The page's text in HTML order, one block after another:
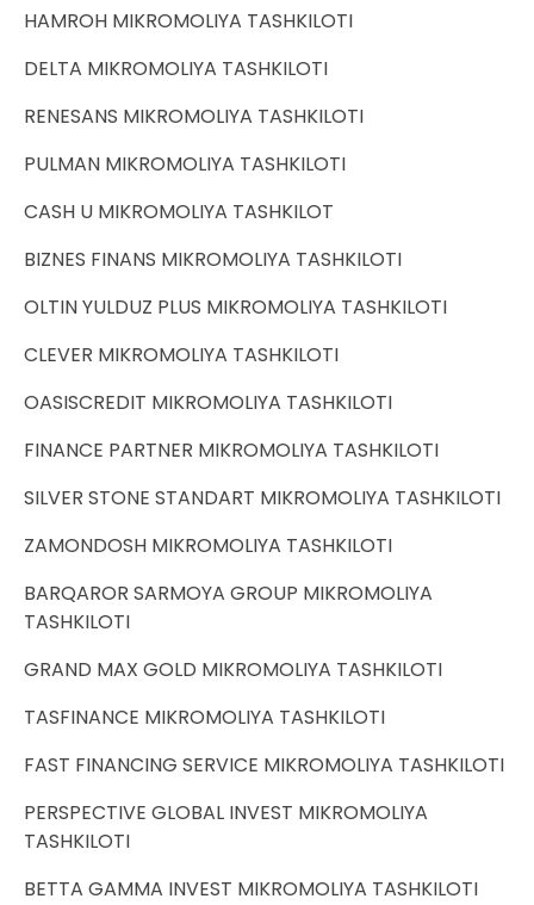
HAMROH MIKROMOLIYA TASHKILOTI
DELTA MIKROMOLIYA TASHKILOTI
RENESANS MIKROMOLIYA TASHKILOTI
PULMAN MIKROMOLIYA TASHKILOTI
CASH U MIKROMOLIYA TASHKILOT
BIZNES FINANS MIKROMOLIYA TASHKILOTI
OLTIN YULDUZ PLUS MIKROMOLIYA TASHKILOTI
CLEVER MIKROMOLIYA TASHKILOTI
OASISCREDIT MIKROMOLIYA TASHKILOTI
FINANCE PARTNER MIKROMOLIYA TASHKILOTI
SILVER STONE STANDART MIKROMOLIYA TASHKILOTI
ZAMONDOSH MIKROMOLIYA TASHKILOTI
BARQAROR SARMOYA GROUP MIKROMOLIYA
TASHKILOTI
GRAND MAX GOLD MIKROMOLIYA TASHKILOTI
TASFINANCE MIKROMOLIYA TASHKILOTI
FAST FINANCING SERVICE MIKROMOLIYA TASHKILOTI
PERSPECTIVE GLOBAL INVEST MIKROMOLIYA
TASHKILOTI
BETTA GAMMA INVEST MIKROMOLIYA TASHKILOTI